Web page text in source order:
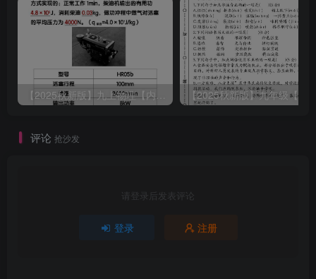
【2025秋新版】九上物理【内能】必刷易错题
评论 抢沙发
请登录后发表评论
登录 注册